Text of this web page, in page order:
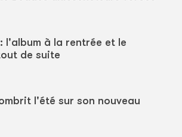
l'album à la rentrée et le
de suite
l'été sur son nouveau